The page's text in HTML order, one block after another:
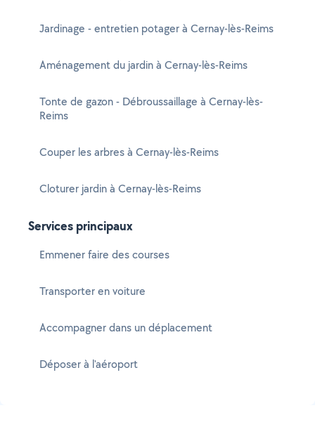
Jardinage - entretien potager à Cernay-lès-Reims
Aménagement du jardin à Cernay-lès-Reims
Tonte de gazon - Débroussaillage à Cernay-lès-
Reims
Couper les arbres à Cernay-lès-Reims
Cloturer jardin à Cernay-lès-Reims
Services principaux
Emmener faire des courses
Transporter en voiture
Accompagner dans un déplacement
Déposer à l'aéroport